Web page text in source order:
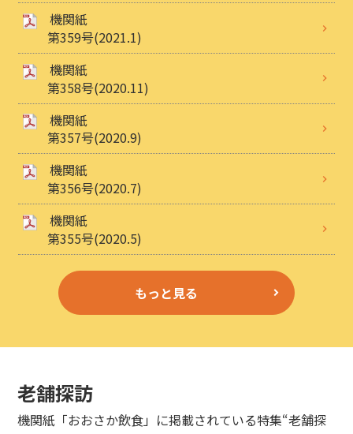
機関紙
第359号(2021.1)
機関紙
第358号(2020.11)
機関紙
第357号(2020.9)
機関紙
第356号(2020.7)
機関紙
第355号(2020.5)
もっと見る
老舗探訪
機関紙「おおさか飲食」に掲載されている特集“老舗探